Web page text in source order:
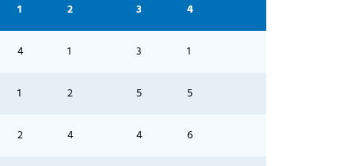
1 2 3 4
4 1 3 1
1 2 5 5
2 4 4 6